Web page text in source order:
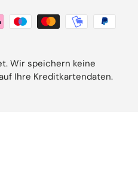
Wir speichern keine
Ihre Kreditkartendaten.